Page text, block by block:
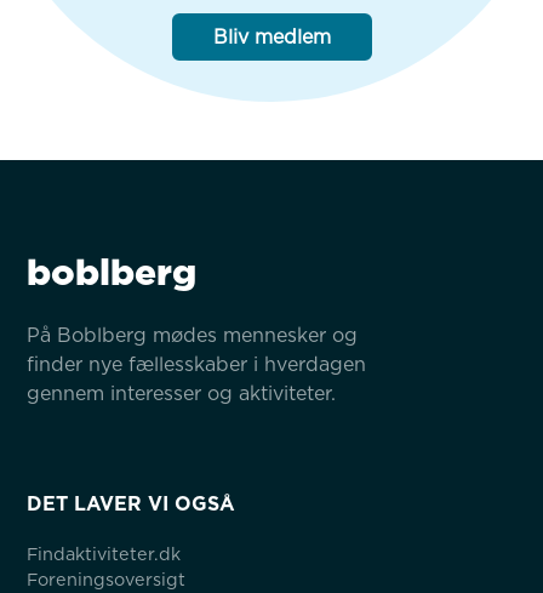
Bliv medlem
boblberg
På Boblberg mødes mennesker og
finder nye fællesskaber i hverdagen
gennem interesser og aktiviteter.
DET LAVER VI OGSÅ
Findaktiviteter.dk
Foreningsoversigt